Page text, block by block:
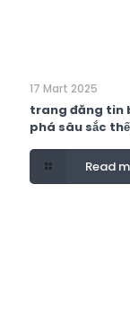
17 Mart 2025
trang đăng tin
phá sâu sắc
Read